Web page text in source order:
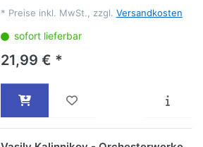
* Preise inkl. MwSt., zzgl. Versandkosten
sofort lieferbar
21,99 € *